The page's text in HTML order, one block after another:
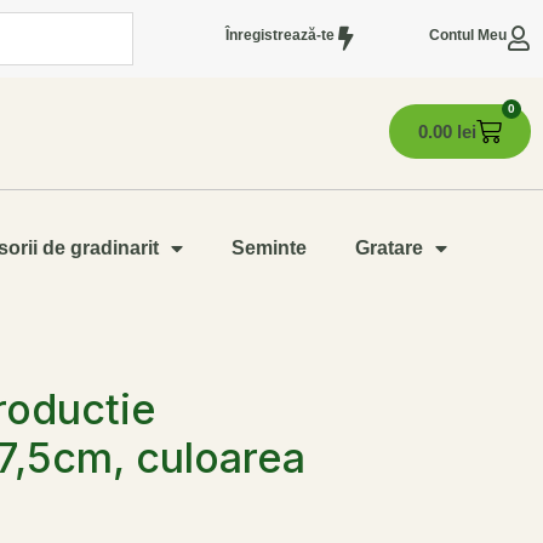
Înregistrează-te Contul Meu
0.00 lei
0
de gradinarit Seminte Gratare
culoarea